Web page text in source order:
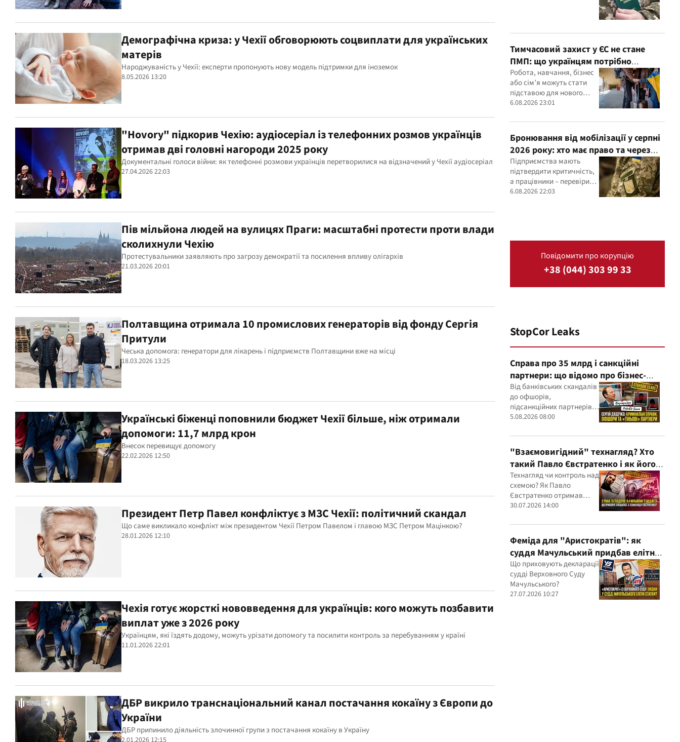
Демографічна криза: у Чехії обговорюють соцвиплати для українських
матерів
Народжуваність у Чехії: експерти пропонують нову модель підтримки для іноземок
8.05.2026 13:20
"Hovory" підкорив Чехію: аудіосеріал із телефонних розмов українців
отримав дві головні нагороди 2025 року
Документальні голоси війни: як телефонні розмови українців перетворилися на відзначений у Чехії аудіосеріал
27.04.2026 22:03
Пів мільйона людей на вулицях Праги: масштабні протести проти влади
сколихнули Чехію
Протестувальники заявляють про загрозу демократії та посилення впливу олігархів
21.03.2026 20:01
Полтавщина отримала 10 промислових генераторів від фонду Сергія
Притули
Чеська допомога: генератори для лікарень і підприємств Полтавщини вже на місці
18.03.2026 13:25
Українські біженці поповнили бюджет Чехії більше, ніж отримали
допомоги: 11,7 млрд крон
Внесок перевищує допомогу
22.02.2026 12:50
Президент Петр Павел конфліктує з МЗС Чехії: політичний скандал
Що саме викликало конфлікт між президентом Чехії Петром Павелом і главою МЗС Петром Мацінкою?
28.01.2026 12:10
Чехія готує жорсткі нововведення для українців: кого можуть позбавити
виплат уже з 2026 року
Українцям, які їздять додому, можуть урізати допомогу та посилити контроль за перебуванням у країні
11.01.2026 22:01
ДБР викрило транснаціональний канал постачання кокаїну з Європи до
України
ДБР припинило діяльність злочинної групи з постачання кокаїну в Україну
2.01.2026 12:15
Тимчасовий захист у ЄС не стане
ПМП: що українцям потрібно
зробити до 2028 року
Робота, навчання, бізнес
або сім’я можуть стати
підставою для нового
статусу в ЄС
6.08.2026 23:01
Бронювання від мобілізації у серпні
2026 року: хто має право та через
що можуть відмовити
Підприємства мають
підтвердити критичність,
а працівники – перевірити
актуальність даних у
6.08.2026 22:03
Повідомити про корупцію
+38 (044) 303 99 33
StopCor Leaks
Справа про 35 млрд і санкційні
партнери: що відомо про бізнес-
інтереси Сергія Дядечка від
"Родовід Банку" до "ФАРМАСЕЛ"
Від банківських скандалів
до офшорів,
підсанкційних партнерів і
кримінальних проваджень
Дядечка й досі
простягаються через
Україну та кілька
іноземних юрисдикцій
5.08.2026 08:00
"Взаємовигідний" технагляд? Хто
такий Павло Євстратенко і як його
ФОП отримав доступ до бюджетних
мільйонів?
Технагляд чи контроль над
схемою? Як Павло
Євстратенко отримав
мільйонні підряди
30.07.2026 14:00
Феміда для "Аристократів": як
суддя Мачульський придбав елітне
житло після вердикту на користь
забудовника?
Що приховують декларації
судді Верховного Суду
Мачульського?
27.07.2026 10:27